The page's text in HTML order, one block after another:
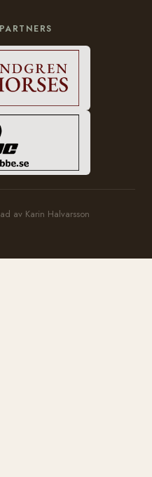
av Karin Halvarsson